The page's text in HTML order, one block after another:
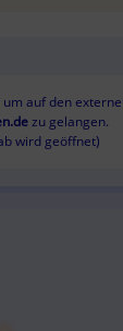
auf den
zu gelangen.
wird geöffnet)